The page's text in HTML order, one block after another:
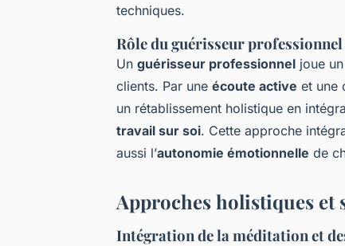
techniques.
Rôle du guérisseur
Un guérisseur professionnel joue
clients. Par une écoute active et une
un rétablissement holistique en
travail sur soi. Cette approche
aussi l’autonomie émotionnelle de
Approches holistiques et
Intégration de la méditation et